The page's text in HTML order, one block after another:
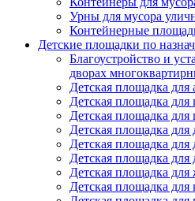
Урны для мусора
Контейнерные
Детские площадки по
Благоустройство и
дворах
Детская площадка для
Детская площадка для
Детская площадка
Детская площадка для
Детская площадка для
Детская площадка для
Детская площадка для
Детская площадка для